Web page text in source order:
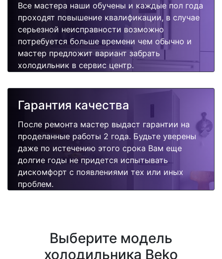
Все мастера наши обучены и каждые пол года
проходят повышение квалификации, в случае
серьезной неисправности возможно
потребуется больше времени чем обычно и
мастер предложит вариант забрать
холодильник в сервис центр.
Гарантия качества
После ремонта мастер выдаст гарантии на
проделанные работы 2 года. Будьте уверены
даже по истечению этого срока Вам еще
долгие годы не придется испытывать
дискомфорт с появлениями тех или иных
проблем.
Выберите модель
холодильника Beko